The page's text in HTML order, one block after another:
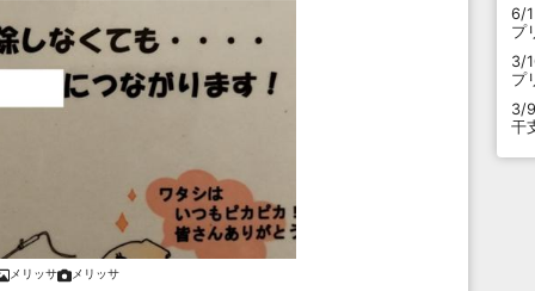
メリッサ メリッサ
6/
プ
3/
プ
3/9
干